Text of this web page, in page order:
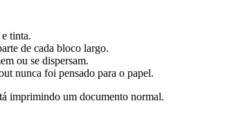
tinta.
de cada bloco largo.
ou se dispersam.
nunca foi pensado para o papel.
imprimindo um documento normal.